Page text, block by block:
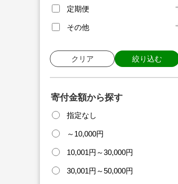
定期便
その他
クリア 絞り込む
寄付金額から探す
指定なし
～10,000円
10,001円～30,000円
30,001円～50,000円